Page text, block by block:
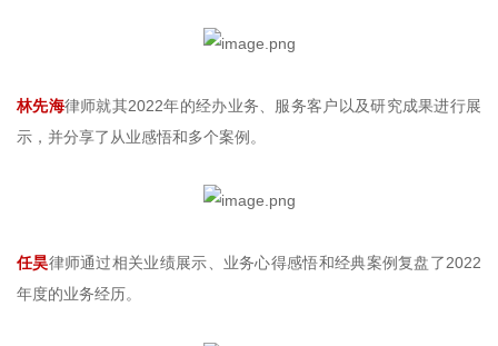
林先海律师就其2022年的经办业务、服务客户以及研究成果进行展
示，并分享了从业感悟和多个案例。
任昊律师通过相关业绩展示、业务心得感悟和经典案例复盘了2022
年度的业务经历。